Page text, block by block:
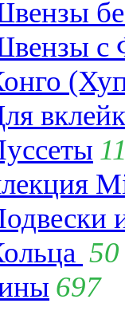
с
11
50
697